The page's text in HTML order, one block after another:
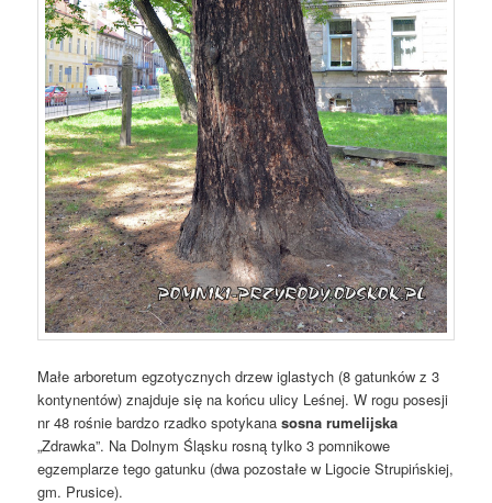
Małe arboretum egzotycznych drzew iglastych (8 gatunków z 3
kontynentów) znajduje się na końcu ulicy Leśnej. W rogu posesji
nr 48 rośnie bardzo rzadko spotykanasosna rumelijska
„Zdrawka”. Na Dolnym Śląsku rosną tylko 3 pomnikowe
egzemplarze tego gatunku (dwa pozostałe w Ligocie Strupińskiej,
gm. Prusice).